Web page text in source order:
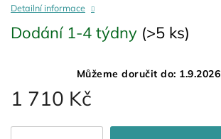
1 710 Kč
Dodání 1-4 týdny (>5 ks)
Můžeme doručit do: 1.9.2026
Detailní informace